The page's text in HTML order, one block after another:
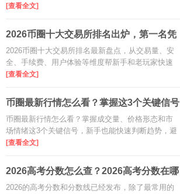
度对比，帮你快速找到适合自己的数字货币交易
所，新手老手都参考。
[查看全文]
2026币圈十大交易所排名出炉，第一名凭
啥是
2026币圈十大交易所排名最新盘点，从交易量、安
全、手续费、用户体验等维度帮新手和老玩家快速
选对平台，规避常见风险。
[查看全文]
币圈最新行情怎么看？掌握这3个关键信号
就够
币圈最新行情怎么看？掌握成交量、价格形态和市
场情绪这3个关键信号，新手也能快速判断趋势，避
开追高杀跌，提升看盘决策效率。
[查看全文]
2026高考分数怎么查？2026高考分数在哪
看？
2026的高考分数和分数线已经发布，除了最常用的